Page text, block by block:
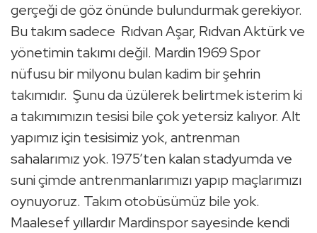
gerçeği de göz önünde bulundurmak gerekiyor.
Bu takım sadece Rıdvan Aşar, Rıdvan Aktürk ve
yönetimin takımı değil. Mardin 1969 Spor
nüfusu bir milyonu bulan kadim bir şehrin
takımıdır. Şunu da üzülerek belirtmek isterim ki
a takımımızın tesisi bile çok yetersiz kalıyor. Alt
yapımız için tesisimiz yok, antrenman
sahalarımız yok. 1975’ten kalan stadyumda ve
suni çimde antrenmanlarımızı yapıp maçlarımızı
oynuyoruz. Takım otobüsümüz bile yok.
Maalesef yıllardır Mardinspor sayesinde kendi